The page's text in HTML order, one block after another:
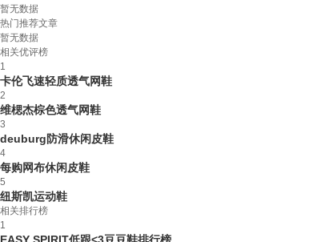
暂无数据
热门推荐文章
暂无数据
相关优评榜
1
卡伦飞速轻质透气网鞋
2
维楒杰棕色透气网鞋
3
deuburg防滑休闲皮鞋
4
每购网布休闲皮鞋
5
纽斯凯运动鞋
相关排行榜
1